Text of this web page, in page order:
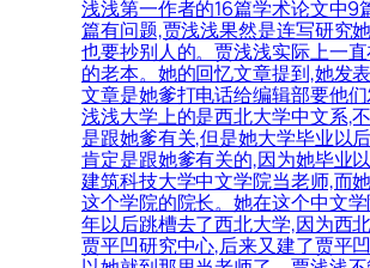
浅浅第一作者的16篇学术论文中9
篇有问题,贾浅浅果然是连写研究
也要抄别人的。贾浅浅实际上一
的老本。她的回忆文章提到,她发
文章是她爹打电话给编辑部要他
浅浅大学上的是西北大学中文系,
是跟她爹有关,但是她大学毕业以
肯定是跟她爹有关的,因为她毕业
建筑科技大学中文学院当老师,而
这个学院的院长。她在这个中文
年以后跳槽去了西北大学,因为西
贾平凹研究中心,后来又建了贾平